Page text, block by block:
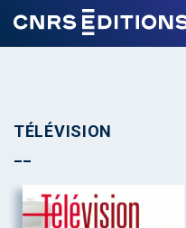
TÉLÉVISION